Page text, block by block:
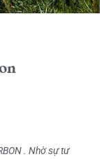
. Nhờ sự tư